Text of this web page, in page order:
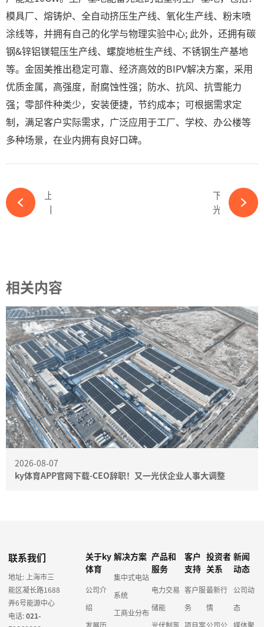
模具厂、熔铸炉、全自动挤压生产线、氧化生产线、粉末喷
涂线等，并拥有自己的化学与物理实验中心; 此外，还拥有碳
钢&锌铝镁辊压生产线、螺旋地桩生产线、不锈钢生产基地
等。金固美推出稳定可靠、经济高效的BIPV解决方案，采用
优质金属，高强度，耐腐蚀性强；防水、抗风、抗雪能力
强；零部件种类少，安装便捷，节约成本；可根据需求定
制，满足客户实际需求，广泛应用于工厂、学校、办公楼等
多种场景，在业内拥有良好口碑。
下一篇
光伏产业观察：全新时代下的矛与盾-ky体育APP官网下载
相关内容
2026-08-07
ky体育APP官网下载-CEO辞职！又一光伏企业人事大调整
联系我们
地址: 上海市三
能区凝长路1688
弄6号能源中心
电话:021-
关于ky
体育
公司介
绍
发展历
解决方案
集中式电站
系统
工商业分布
产品和
服务
电力交易
储能
光伏制氢
客户
支持
客户服
务
项目案
投资者
关系
最新行
情
公司公
新闻
动态
公司动
态
媒体聚